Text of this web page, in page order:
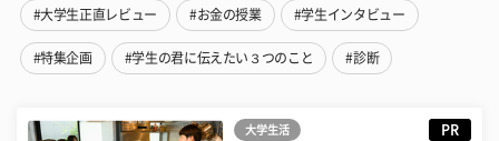
#大学生正直レビュー #お金の授業 #学生インタビュー
#特集企画 #学生の君に伝えたい３つのこと #診断
大学生活 PR